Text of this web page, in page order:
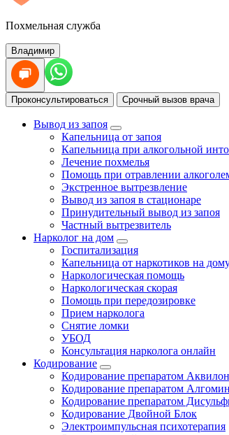
Похмельная служба
Владимир
Проконсультироваться Срочный вызов врача
Вывод из запоя
Капельница от запоя
Капельница при алкогольной
Лечение похмелья
Помощь при отравлении
Экстренное вытрезвление
Вывод из запоя в стационаре
Принудительный вывод из запоя
Частный вытрезвитель
Нарколог на дом
Госпитализация
Капельница от наркотиков на
Наркологическая помощь
Наркологическая скорая
Помощь при передозировке
Прием нарколога
Снятие ломки
УБОД
Консультация нарколога онлайн
Кодирование
Кодирование препаратом
Кодирование препаратом
Кодирование препаратом
Кодирование Двойной Блок
Электроимпульсная психотерапия